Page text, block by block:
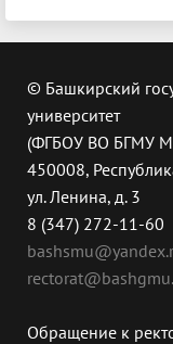
© Башкирский
университет
(ФГБОУ ВО БГМУ
450008,
ул. Ленина, д. 3
8 (347) 272-11-60
Обращение к